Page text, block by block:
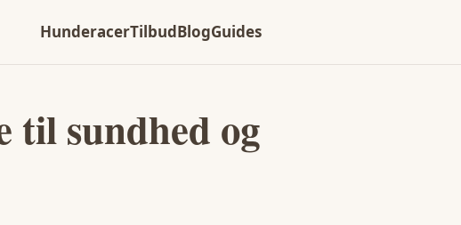
HunderacerTilbudBlogGuides
til sundhed og